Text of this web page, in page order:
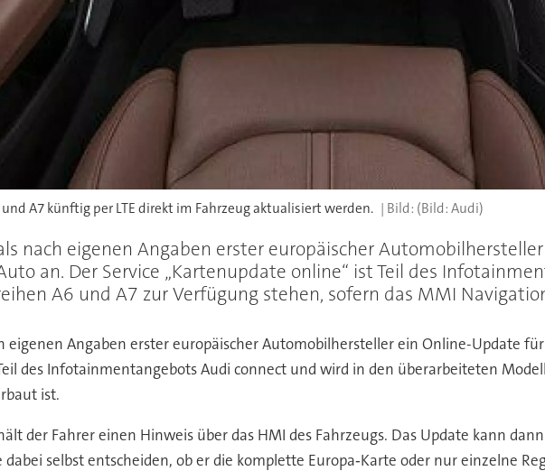
A7 künftig per LTE direkt im Fahrzeug aktualisiert werden. (Bild: Audi)
nach eigenen Angaben erster europäischer
an. Der Service „Kartenupdate online“ ist Teil des
A6 und A7 zur Verfügung stehen, sofern das MMI
eigenen Angaben erster europäischer Automobilhersteller ein Online-Update
des Infotainmentangebots Audi connect und wird in den überarbeiteten
ist.
der Fahrer einen Hinweis über das HMI des Fahrzeugs. Das Update kann
selbst entscheiden, ob er die komplette Europa‑Karte oder nur einzelne